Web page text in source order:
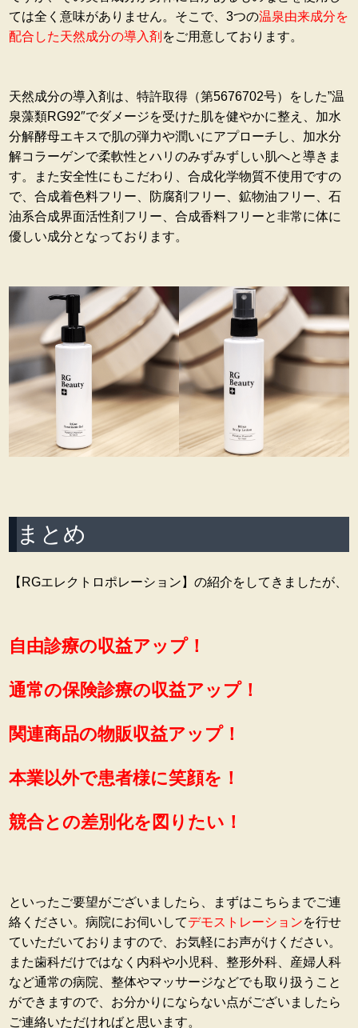
ては全く意味がありません。そこで、3つの温泉由来成分を
配合した天然成分の導入剤 をご用意しております。
天然成分の導入剤は、特許取得（第5676702号）をした”温
泉藻類RG92″でダメージを受けた肌を健やかに整え、加水
分解酵母エキスで肌の弾力や潤いにアプローチし、加水分
解コラーゲンで柔軟性とハリのみずみずしい肌へと導きま
す。また安全性にもこだわり、合成化学物質不使用ですの
で、合成着色料フリー、防腐剤フリー、鉱物油フリー、石
油系合成界面活性剤フリー、合成香料フリーと非常に体に
優しい成分となっております。
まとめ
【RGエレクトロポレーション】の紹介をしてきましたが、
自由診療の収益アップ！
通常の保険診療の収益アップ！
関連商品の物販収益アップ！
本業以外で患者様に笑顔を！
競合との差別化を図りたい！
といったご要望がございましたら、まずはこちらまでご連
絡ください。病院にお伺いしてデモストレーションを行せ
ていただいておりますので、お気軽にお声がけください。
また歯科だけではなく内科や小児科、整形外科、産婦人科
など通常の病院、整体やマッサージなどでも取り扱うこと
ができますので、お分かりにならない点がございましたら
ご連絡いただければと思います。